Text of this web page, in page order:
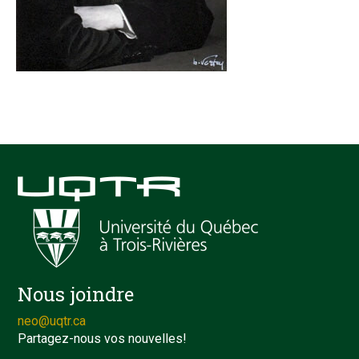
Nous joindre
neo@uqtr.ca
Partagez-nous vos nouvelles!